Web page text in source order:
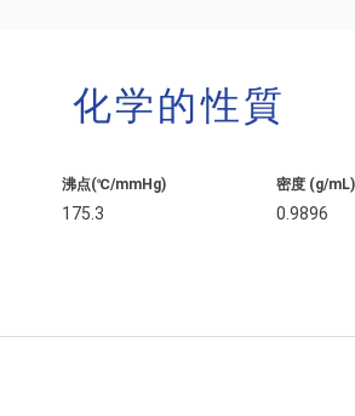
化学的性質
沸点(℃/mmHg)
175.3
密度 (g/mL)
0.9896